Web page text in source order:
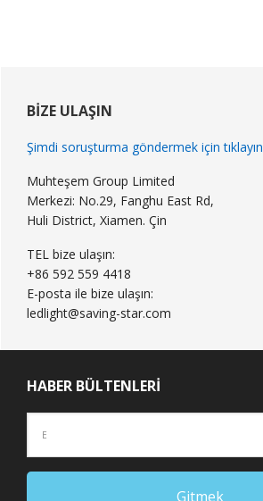
Kenar
Çubuğu
BIZE ULAŞIN
Şimdi soruşturma göndermek için tıklayın
Muhteşem Group Limited
Merkezi: No.29, Fanghu East Rd,
Huli District, Xiamen. Çin
TEL bize ulaşın:
+86 592 559 4418
E-posta ile bize ulaşın:
ledlight@saving-star.com
HABER BÜLTENLERI